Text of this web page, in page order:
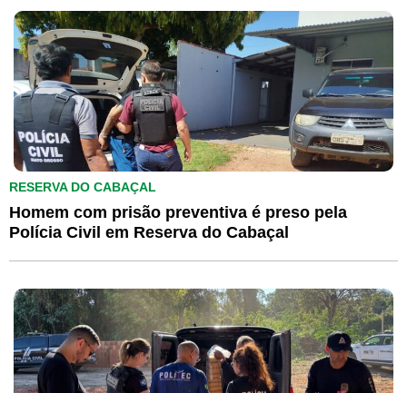
RESERVA DO CABAÇAL
Homem com prisão preventiva é preso pela
Polícia Civil em Reserva do Cabaçal